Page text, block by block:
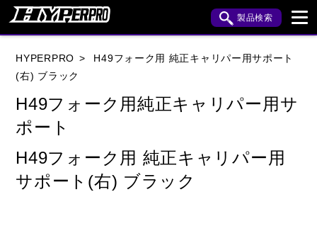
製品検索
車種検索
HONDA
KAWASAKI APRILIA BENELLI BMW
BUELL CAGIVA DUCATI
HYPERPRO
H49フォーク用 純正キャリパー用サポート
(右) ブラック
H49フォーク用純正キャリパー用サ
ポート
H49フォーク用 純正キャリパー用
サポート(右) ブラック